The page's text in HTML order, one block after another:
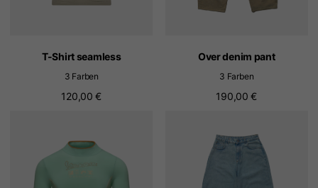
T-Shirt seamless
3 Farben
120,00 €
Over denim pant
3 Farben
190,00 €